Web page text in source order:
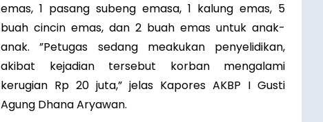
emas, 1 pasang subeng emasa, 1 kalung emas, 5
buah cincin emas, dan 2 buah emas untuk anak-
anak. ”Petugas sedang meakukan penyelidikan,
akibat kejadian tersebut korban mengalami
kerugian Rp 20 juta,” jelas Kapores AKBP I Gusti
Agung Dhana Aryawan.